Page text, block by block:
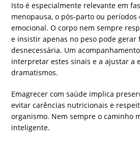
Isto é especialmente relevante em
menopausa, o pós-parto ou
emocional. O corpo nem sempre
e insistir apenas no peso pode gerar
desnecessária. Um
interpretar estes sinais e a ajustar a
dramatismos.
Emagrecer com saúde implica
evitar carências nutricionais e
organismo. Nem sempre o caminho
inteligente.